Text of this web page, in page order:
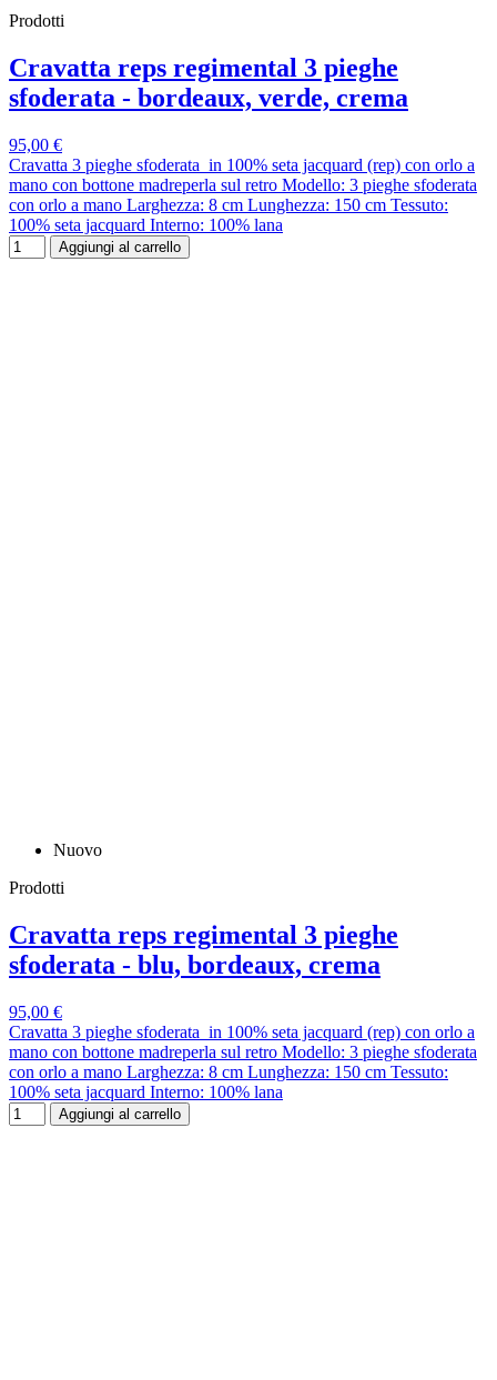
Prodotti
Cravatta reps regimental 3 pieghe
sfoderata - bordeaux, verde, crema
95,00 €
Cravatta 3 pieghe sfoderata in 100% seta jacquard (rep) con orlo a
mano con bottone madreperla sul retro Modello: 3 pieghe sfoderata
con orlo a mano Larghezza: 8 cm Lunghezza: 150 cm Tessuto:
100% seta jacquard Interno: 100% lana
Aggiungi al carrello
Nuovo
Prodotti
Cravatta reps regimental 3 pieghe
sfoderata - blu, bordeaux, crema
95,00 €
Cravatta 3 pieghe sfoderata in 100% seta jacquard (rep) con orlo a
mano con bottone madreperla sul retro Modello: 3 pieghe sfoderata
con orlo a mano Larghezza: 8 cm Lunghezza: 150 cm Tessuto:
100% seta jacquard Interno: 100% lana
Aggiungi al carrello